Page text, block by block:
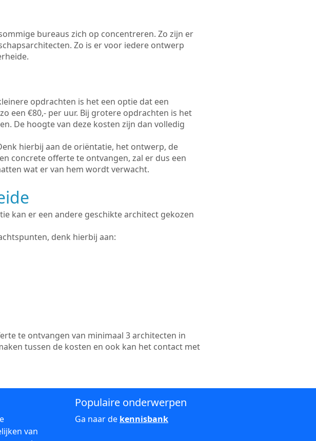
bureaus zich op concentreren. Zo zijn er
Zo is er voor iedere ontwerp
opdrachten is het een optie dat een
een €80,- per uur. Bij grotere opdrachten is het
De hoogte van deze kosten zijn dan volledig
hierbij aan de oriëntatie, het ontwerp, de
concrete offerte te ontvangen, zal er dus een
wat er van hem wordt verwacht.
kan er een andere geschikte architect gekozen
denk hierbij aan:
te ontvangen van minimaal 3 architecten in
tussen de kosten en ook kan het contact met
van
Populaire onderwerpen
Ga naar de kennisbank